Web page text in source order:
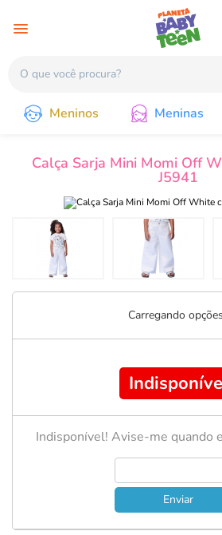
Meninos Meninas
Calça Sarja Mini Momi Off
J5941
Carregando
Indisponível! Avise-me quando
Enviar